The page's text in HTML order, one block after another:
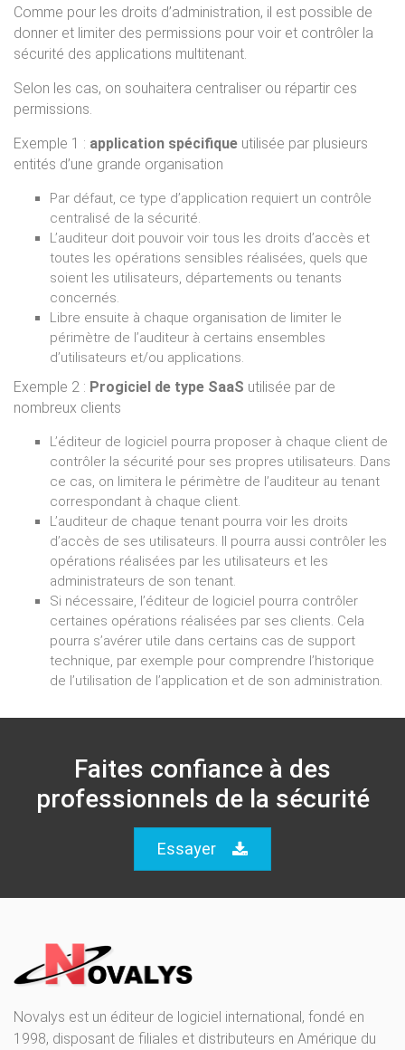
Comme pour les droits d’administration, il est possible de
donner et limiter des permissions pour voir et contrôler la
sécurité des applications multitenant.
Selon les cas, on souhaitera centraliser ou répartir ces
permissions.
Exemple 1 : application spécifique utilisée par plusieurs
entités d’une grande organisation
Par défaut, ce type d’application requiert un contrôle
centralisé de la sécurité.
L’auditeur doit pouvoir voir tous les droits d’accès et
toutes les opérations sensibles réalisées, quels que
soient les utilisateurs, départements ou tenants
concernés.
Libre ensuite à chaque organisation de limiter le
périmètre de l’auditeur à certains ensembles
d’utilisateurs et/ou applications.
Exemple 2 : Progiciel de type SaaS utilisée par de
nombreux clients
L’éditeur de logiciel pourra proposer à chaque client de
contrôler la sécurité pour ses propres utilisateurs. Dans
ce cas, on limitera le périmètre de l’auditeur au tenant
correspondant à chaque client.
L’auditeur de chaque tenant pourra voir les droits
d’accès de ses utilisateurs. Il pourra aussi contrôler les
opérations réalisées par les utilisateurs et les
administrateurs de son tenant.
Si nécessaire, l’éditeur de logiciel pourra contrôler
certaines opérations réalisées par ses clients. Cela
pourra s’avérer utile dans certains cas de support
technique, par exemple pour comprendre l’historique
de l’utilisation de l’application et de son administration.
Faites confiance à des
professionnels de la sécurité
Essayer
Novalys est un éditeur de logiciel international, fondé en
1998, disposant de filiales et distributeurs en Amérique du